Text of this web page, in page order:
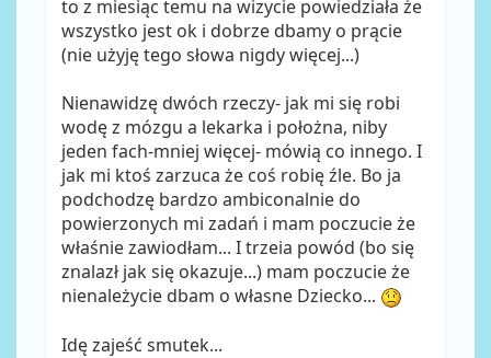
to z miesiąc temu na wizycie powiedziała że
wszystko jest ok i dobrze dbamy o prącie
(nie użyję tego słowa nigdy więcej...)
Nienawidzę dwóch rzeczy- jak mi się robi
wodę z mózgu a lekarka i położna, niby
jeden fach-mniej więcej- mówią co innego. I
jak mi ktoś zarzuca że coś robię źle. Bo ja
podchodzę bardzo ambiconalnie do
powierzonych mi zadań i mam poczucie że
właśnie zawiodłam... I trzeia powód (bo się
znalazł jak się okazuje...) mam poczucie że
nienależycie dbam o własne Dziecko...
Idę zajeść smutek...